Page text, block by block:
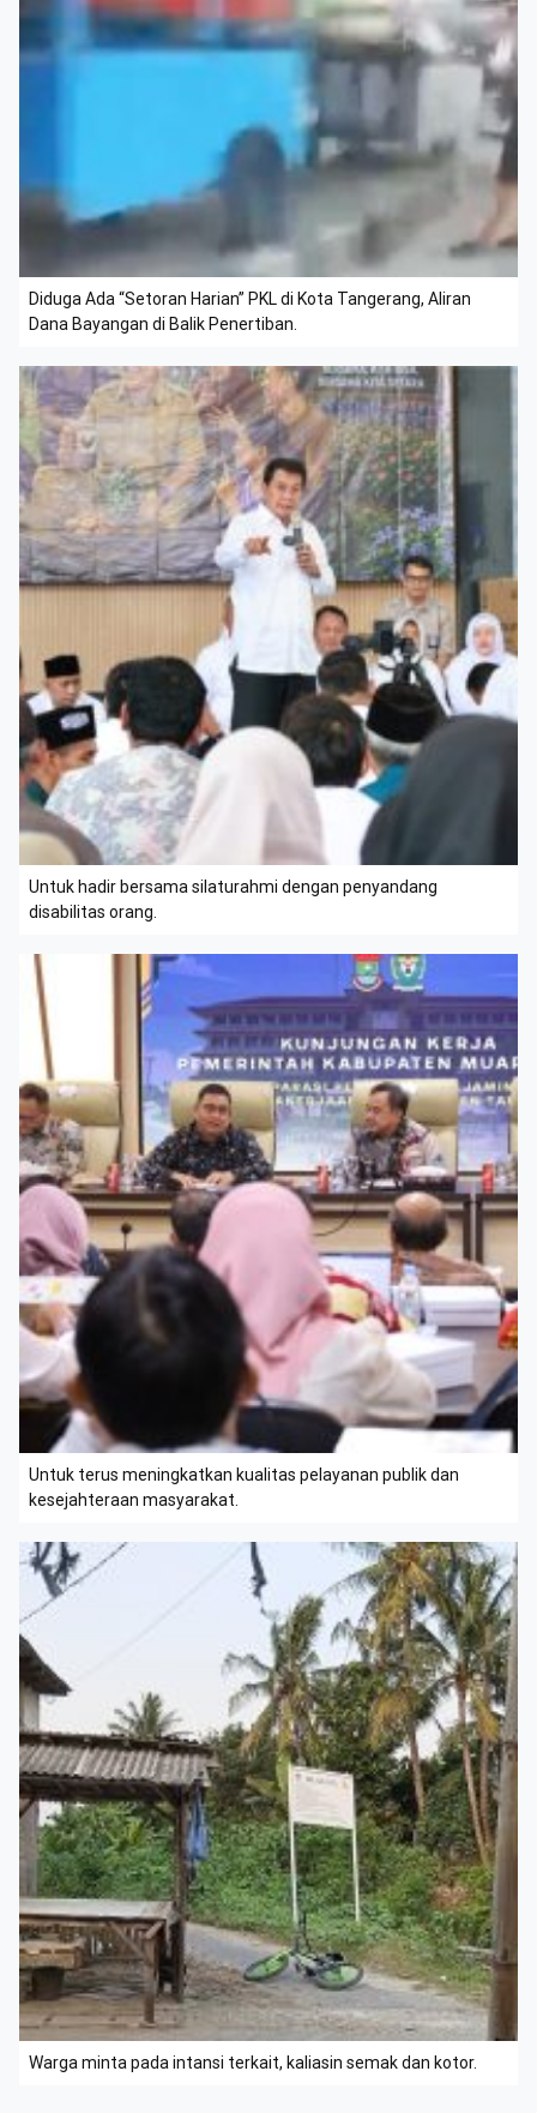
Diduga Ada “Setoran Harian” PKL di Kota Tangerang, Aliran
Dana Bayangan di Balik Penertiban.
Untuk hadir bersama silaturahmi dengan penyandang
disabilitas orang.
Untuk terus meningkatkan kualitas pelayanan publik dan
kesejahteraan masyarakat.
Warga minta pada intansi terkait, kaliasin semak dan kotor.